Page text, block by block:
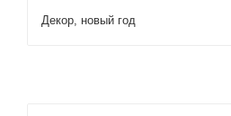
Декор, новый год